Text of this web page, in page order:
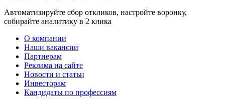
Автоматизируйте сбор откликов, настройте воронку,
собирайте аналитику в 2 клика
О компании
Наши вакансии
Партнерам
Реклама на сайте
Новости и статьи
Инвесторам
Кандидаты по профессиям